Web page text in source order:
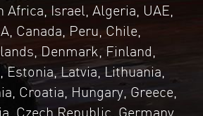
Africa, Israel, Algeria, UAE,
Canada, Peru, Chile,
Denmark, Finland,
Estonia, Latvia, Lithuania,
Croatia, Hungary, Greece,
Czech Republic, Germany,